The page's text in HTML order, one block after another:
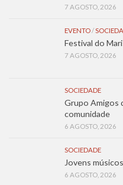
7 AGOSTO, 2026
EVENTO/
Festival do
7 AGOSTO, 2026
SOCIEDADE
Grupo Amigos
comunidade
6 AGOSTO, 2026
SOCIEDADE
Jovens
6 AGOSTO, 2026